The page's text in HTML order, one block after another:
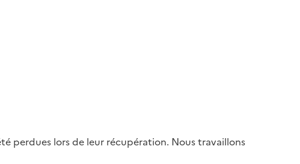
perdues lors de leur récupération. Nous travaillons